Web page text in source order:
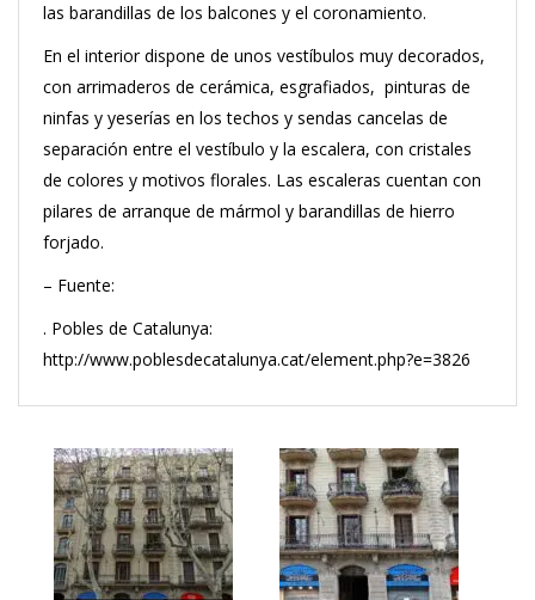
las barandillas de los balcones y el coronamiento.
En el interior dispone de unos vestíbulos muy decorados,
con arrimaderos de cerámica, esgrafiados, pinturas de
ninfas y yeserías en los techos y sendas cancelas de
separación entre el vestíbulo y la escalera, con cristales
de colores y motivos florales. Las escaleras cuentan con
pilares de arranque de mármol y barandillas de hierro
forjado.
– Fuente:
. Pobles de Catalunya:
http://www.poblesdecatalunya.cat/element.php?e=3826